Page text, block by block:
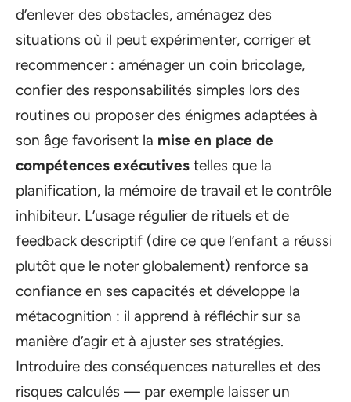
d’enlever des obstacles, aménagez des
situations où il peut expérimenter, corriger et
recommencer : aménager un coin bricolage,
confier des responsabilités simples lors des
routines ou proposer des énigmes adaptées à
son âge favorisent la mise en place de
compétences exécutives telles que la
planification, la mémoire de travail et le contrôle
inhibiteur. L’usage régulier de rituels et de
feedback descriptif (dire ce que l’enfant a réussi
plutôt que le noter globalement) renforce sa
confiance en ses capacités et développe la
métacognition : il apprend à réfléchir sur sa
manière d’agir et à ajuster ses stratégies.
Introduire des conséquences naturelles et des
risques calculés — par exemple laisser un